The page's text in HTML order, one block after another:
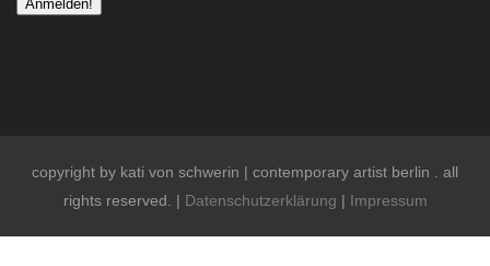
copyright by kati von schwerin | contemporary artist berlin . all
rights reserved. | Datenschutzerklärung | Impressum